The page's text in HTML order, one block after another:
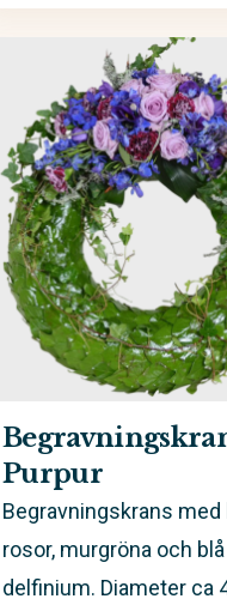
Purpur
Begravningskrans med
rosor, murgröna och blå
delfinium. Diameter ca